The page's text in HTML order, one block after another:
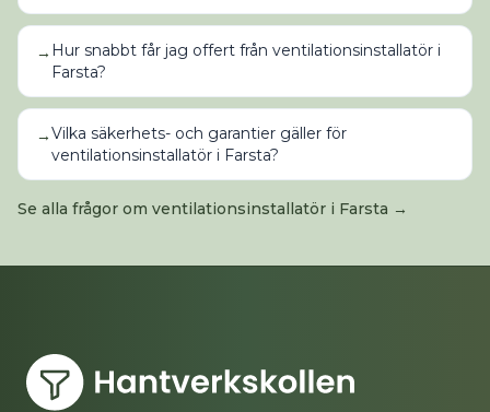
→ Hur snabbt får jag offert från ventilationsinstallatör i
Farsta?
→Vilka säkerhets- och garantier gäller för
ventilationsinstallatör i Farsta?
Se alla frågor om ventilationsinstallatör i Farsta →